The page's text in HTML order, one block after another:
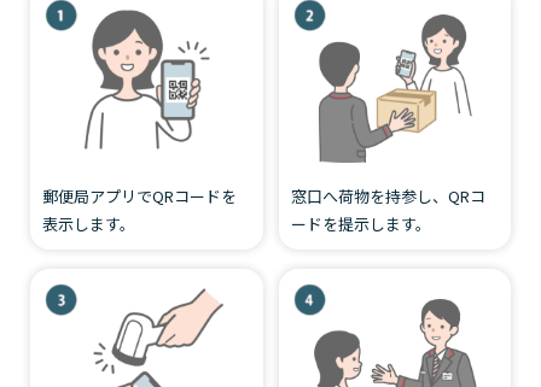
郵便局アプリでQRコードを
表示します。
窓口へ荷物を持参し、QRコ
ードを提示します。